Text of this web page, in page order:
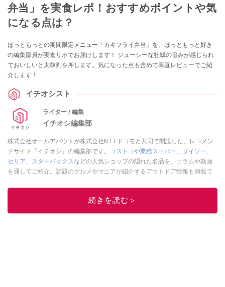
弁当」を実食レポ！おすすめポイントや気
になる点は？
ほっともっとの期間限定メニュー「カキフライ弁当」を、ほっともっと好き
の編集部員が実食リポでお届けします！ ジューシーな牡蠣の旨みが感じられ
ておいしいと太鼓判を押します。気になった点も含めて率直レビューでご紹
介します！
イチオシスト
ライター / 編集
イチオシ編集部
株式会社オールアバウトが株式会社NTTドコモと共同で開設した、レコメン
ドサイト『イチオシ』の編集部です。
コストコや業務スーパー、 ダイソー、
セリア、 スターバックスなどの人気ショップの隠れた名品を、コラムや動画
を通してご紹介。話題のグルメやマニアが紹介するアウトドア情報も満載で
レビューしています。毎日トレンド情報をお届けしているので、ぜひ
してください！続きを読む＞